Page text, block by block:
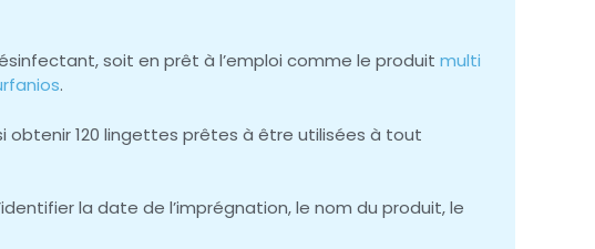
soit en prêt à l’emploi comme le produit multi
.
obtenir 120 lingettes prêtes à être utilisées à tout
la date de l’imprégnation, le nom du produit, le